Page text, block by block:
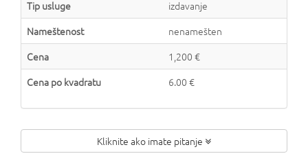
Tip usluge
izdavanje
Nameštenost
nenamešten
Cena
1,200 €
Cena po kvadratu
6.00 €
Kliknite ako imate pitanje